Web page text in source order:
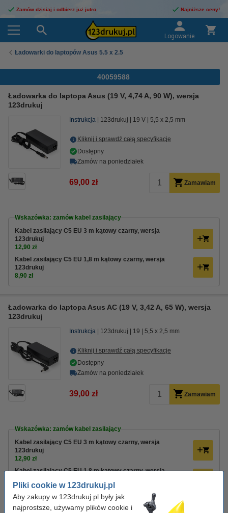
Pliki cookie w 123drukuj.pl
Aby zakupy w 123drukuj.pl były jak
najprostsze, używamy plików cookie i
Zamów dzisiaj i odbierz już jutro Najniższe ceny!
Logowanie
Ładowarki do laptopów Asus 5.5 x 2.5
40059588
Ładowarka do laptopa Asus (19 V, 4,74 A, 90 W), wersja
123drukuj
Instrukcja 123drukuj 19 V 5,5 x 2,5 mm
Kliknij i sprawdź całą specyfikacje
Dostępny
Zamów na poniedziałek
69,00 zł Zamawiam
Wskazówka: zamów kabel zasilający
Kabel zasilający C5 EU 3 m kątowy czarny, wersja
123drukuj
12,90 zł
Kabel zasilający C5 EU 1,8 m kątowy czarny, wersja
123drukuj
8,90 zł
Ładowarka do laptopa Asus AC (19 V, 3,42 A, 65 W), wersja
123drukuj
Instrukcja 123drukuj 19 5,5 x 2,5 mm
Kliknij i sprawdź całą specyfikacje
Dostępny
Zamów na poniedziałek
39,00 zł Zamawiam
Wskazówka: zamów kabel zasilający
Kabel zasilający C5 EU 3 m kątowy czarny, wersja
123drukuj
12,90 zł
Kabel zasilający C5 EU 1,8 m kątowy czarny, wersja
8,90 zł